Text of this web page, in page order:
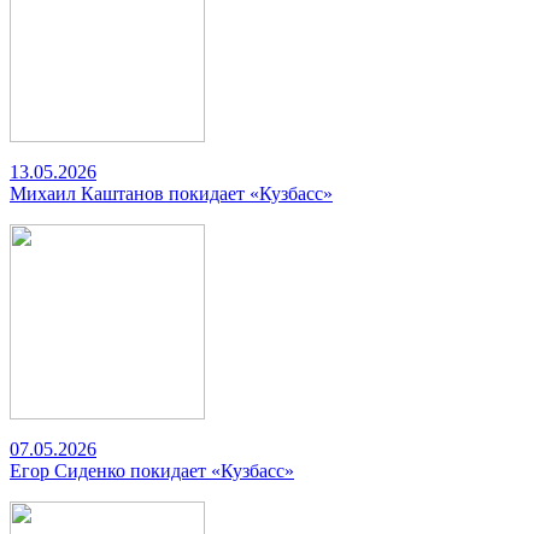
13.05.2026
Михаил Каштанов покидает «Кузбасс»
07.05.2026
Егор Сиденко покидает «Кузбасс»